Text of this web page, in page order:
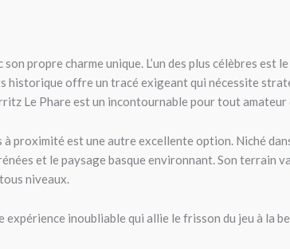
propre charme unique. L’un des plus célèbres est
offre un tracé exigeant qui nécessite
Le Phare est un incontournable pour tout
proximité est une autre excellente option. Niché
et le paysage basque environnant. Son terrain
niveaux.
expérience inoubliable qui allie le frisson du jeu à la